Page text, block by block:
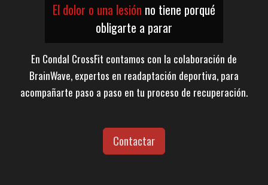
El dolor o una lesión no tiene porqué
obligarte a parar
En Condal CrossFit contamos con la colaboración de
BrainWave, expertos en readaptación deportiva, para
acompañarte paso a paso en tu proceso de recuperación.
Contactar